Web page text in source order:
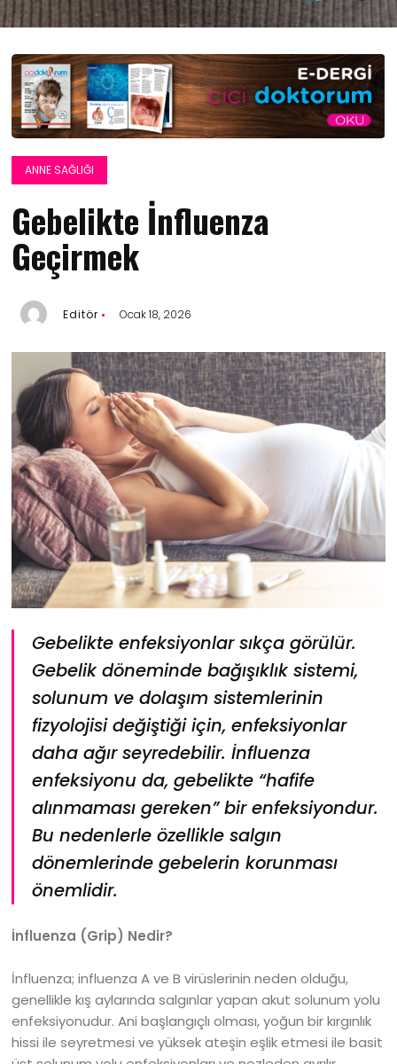
ANNE SAĞLIĞI
Gebelikte İnfluenza
Geçirmek
Editör Ocak 18, 2026
Gebelikte enfeksiyonlar sıkça görülür.
Gebelik döneminde bağışıklık sistemi,
solunum ve dolaşım sistemlerinin
fizyolojisi değiştiği için, enfeksiyonlar
daha ağır seyredebilir. İnfluenza
enfeksiyonu da, gebelikte “hafife
alınmaması gereken” bir enfeksiyondur.
Bu nedenlerle özellikle salgın
dönemlerinde gebelerin korunması
önemlidir.
İnfluenza (Grip) Nedir?
İnfluenza; influenza A ve B virüslerinin neden olduğu,
genellikle kış aylarında salgınlar yapan akut solunum yolu
enfeksiyonudur. Ani başlangıçlı olması, yoğun bir kırgınlık
hissi ile seyretmesi ve yüksek ateşin eşlik etmesi ile basit